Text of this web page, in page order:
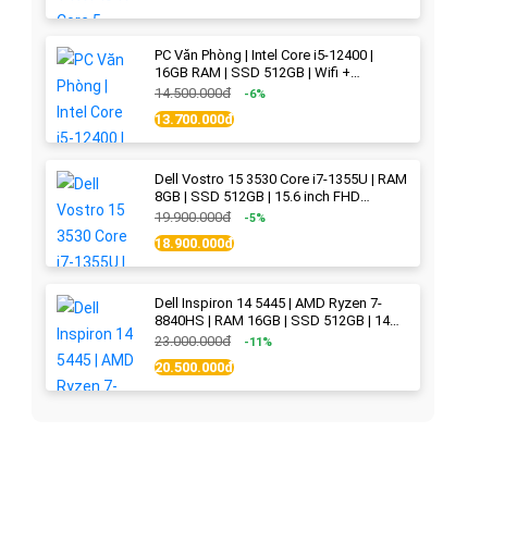
PC Văn Phòng | Intel Core i5-12400 |
16GB RAM | SSD 512GB | Wifi +
Bluetooth
14.500.000đ -6%
13.700.000đ
Dell Vostro 15 3530 Core i7-1355U | RAM
8GB | SSD 512GB | 15.6 inch FHD
(1920x1080) 120Hz WVA | Black | New
19.900.000đ -5%
18.900.000đ
Dell Inspiron 14 5445 | AMD Ryzen 7-
8840HS | RAM 16GB | SSD 512GB | 14
inch 2.2K (2240x1400) IPS 300nits | Ice
23.000.000đ -11%
20.500.000đ